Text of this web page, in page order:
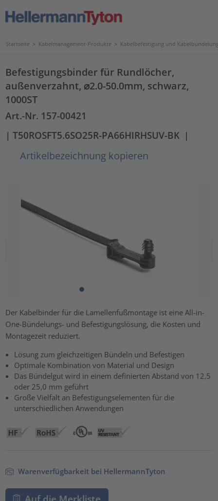
Startseite > Kabelmanagement-Produkte > Kabelbefestigung und
Befestigungsbinder für Rundlöcher,
außenverzahnt, ⌀2.0-50.0mm, schwarz,
1000ST
Art.-Nr. 157-00421
| T50ROSFT5.6SO25R-PA66HIRHSUV-BK |
Artikelbezeichnung kopieren
Der Kabelbinder für die Lamellenfußmontage ist eine All-in-
One-Bündelungs- und Befestigungslösung, die Kosten und
Montagezeit reduziert.
Lösung zum gleichzeitigen Bündeln und Befestigen
Optimale Kombination von Material und Design
Das Bündelgut wird in einem definierten Abstand von 12,5
oder 25,0 mm geführt
Große Vielfalt an Befestigungselementen für die
unterschiedlichen Anwendungen
Warenverfügbarkeit bei HellermannTyton